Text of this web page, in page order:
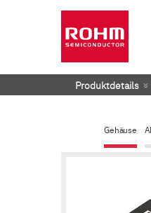
Produktdetails
Gehäuse